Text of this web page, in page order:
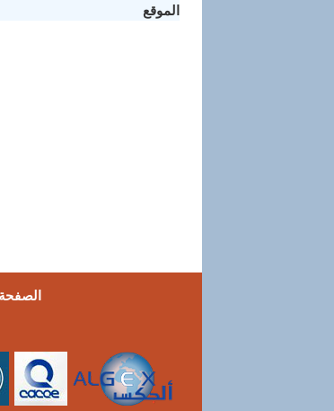
الموقع